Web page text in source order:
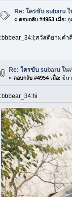
Re: ใครขับ subaru
«ตอบกลับ #4953 เมื่อ: กุ
:bbbear_34:l;สวัสดียามค่
Re: ใครขับ subaru ใน
«ตอบกลับ #4954 เมื่อ: มีน
:bbbear_34:hi